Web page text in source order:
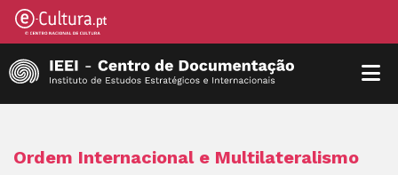
Ordem Internacional e Multilateralismo